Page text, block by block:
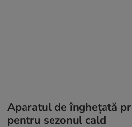
Aparatul de înghețată
pentru sezonul cald